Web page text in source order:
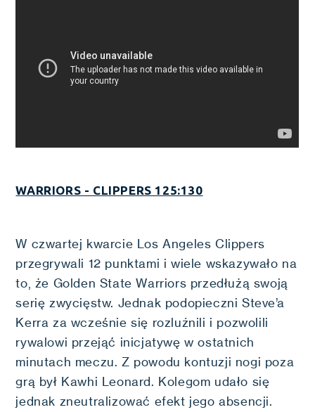
WARRIORS - CLIPPERS 125:130
W czwartej kwarcie Los Angeles Clippers
przegrywali 12 punktami i wiele wskazywało na
to, że Golden State Warriors przedłużą swoją
serię zwycięstw. Jednak podopieczni Steve’a
Kerra za wcześnie się rozluźnili i pozwolili
rywalowi przejąć inicjatywę w ostatnich
minutach meczu. Z powodu kontuzji nogi poza
grą był Kawhi Leonard. Kolegom udało się
jednak zneutralizować efekt jego absencji.